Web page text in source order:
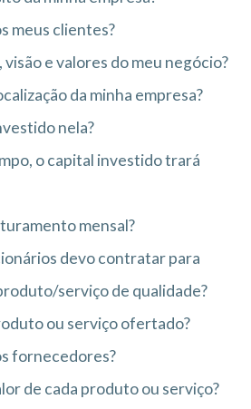
meus clientes?
visão e valores do meu negócio?
da minha empresa?
nela?
o capital investido trará
mensal?
devo contratar para
serviço de qualidade?
ou serviço ofertado?
fornecedores?
de cada produto ou serviço?